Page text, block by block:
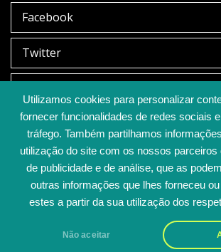
Utilizamos cookies para personalizar
fornecer funcionalidades de redes sociais
tráfego. Também partilhamos
utilização do site com os nossos parceiros
de publicidade e de análise, que as
outras informações que lhes forneceu
estes a partir da sua utilização dos
Não aceitar
Facebook
Twitter
Youtube
Copyrights © Associação
Alguém